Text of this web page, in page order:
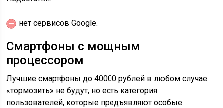
нет сервисов Google.
Смартфоны с мощным
процессором
Лучшие смартфоны до 40000 рублей в любом случае
«тормозить» не будут, но есть категория
пользователей, которые предъявляют особые